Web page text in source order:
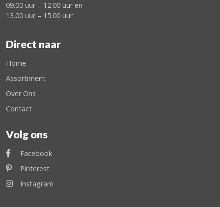
09.00 uur – 12.00 uur en
13.00 uur – 15.00 uur
Direct naar
Home
Assortiment
Over Ons
Contact
Volg ons
Facebook
Pinterest
Instagram